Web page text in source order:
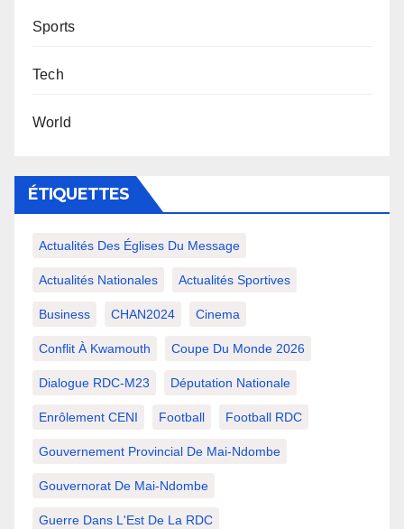
Sports
Tech
World
ÉTIQUETTES
Actualités Des Églises Du Message
Actualités Nationales Actualités Sportives
Business CHAN2024 Cinema
Conflit À Kwamouth Coupe Du Monde 2026
Dialogue RDC-M23 Députation Nationale
Enrôlement CENI Football Football RDC
Gouvernement Provincial De Mai-Ndombe
Gouvernorat De Mai-Ndombe
Guerre Dans L'Est De La RDC